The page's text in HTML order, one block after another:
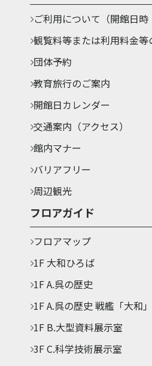
ご利用について（開館日時
観覧料等または利用料金等
団体予約
教育旅行のご案内
開館日カレンダー
交通案内（アクセス）
館内マナー
バリアフリー
周辺観光
フロアガイド
フロアマップ
1F 大和ひろば
1F A.呉の歴史
1F A.呉の歴史 戦艦「大和」
1F B.大型資料展示室
3F C.科学技術展示室